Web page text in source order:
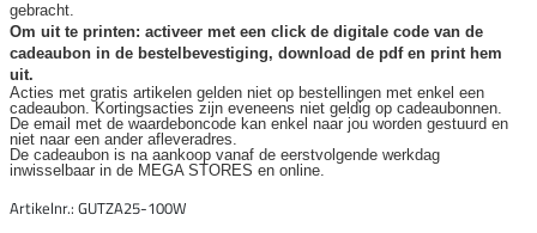
gebracht.
Om uit te printen: activeer met een click de digitale code van de
cadeaubon in de bestelbevestiging, download de pdf en print hem
uit.
Acties met gratis artikelen gelden niet op bestellingen met enkel een
cadeaubon. Kortingsacties zijn eveneens niet geldig op cadeaubonnen.
De email met de waardeboncode kan enkel naar jou worden gestuurd en
niet naar een ander afleveradres.
De cadeaubon is na aankoop vanaf de eerstvolgende werkdag
inwisselbaar in de MEGA STORES en online.
Artikelnr.: GUTZA25-100W